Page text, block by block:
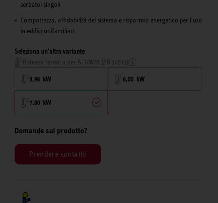
serbatoi singoli
Compattezza, affidabilità del sistema e risparmio energetico per l'uso
in edifici unifamiliari
Seleziona un'altra variante
Potenza termica per A-7/W35 (EN 14511)
3,96 kW 6,00 kW
7,80 kW
Domande sul prodotto?
Prendere contatto